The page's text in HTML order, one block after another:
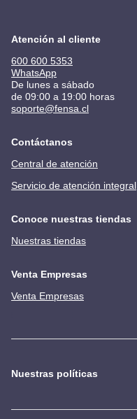
Atención al cliente
600 600 5353
WhatsApp
De lunes a sábado
de 09:00 a 19:00 horas
soporte@fensa.cl
Contáctanos
Central de atención
Servicio de atención integral
Conoce nuestras tiendas
Nuestras tiendas
Venta Empresas
Venta Empresas
Nuestras políticas